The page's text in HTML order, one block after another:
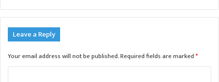
Leave a Reply
Your email address will not be published.Required fields are marked*